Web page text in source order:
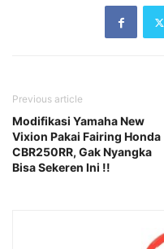
Previous article
Modifikasi Yamaha New
Vixion Pakai Fairing Honda
CBR250RR, Gak Nyangka
Bisa Sekeren Ini !!